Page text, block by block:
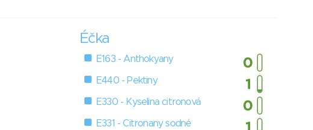
Éčka
E163 - Anthokyany
E440 - Pektiny
E330 - Kyselina citronová
E331 - Citronany sodné